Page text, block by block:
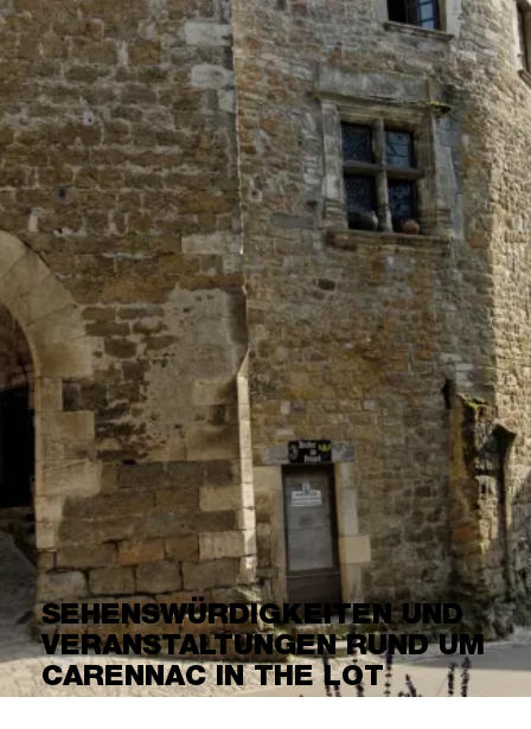
SEHENSWÜRDIGKEITEN UND
VERANSTALTUNGEN RUND UM
CARENNAC IN THE LOT